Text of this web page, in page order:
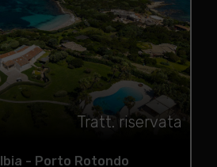
Tratt. riservata
- Porto Rotondo